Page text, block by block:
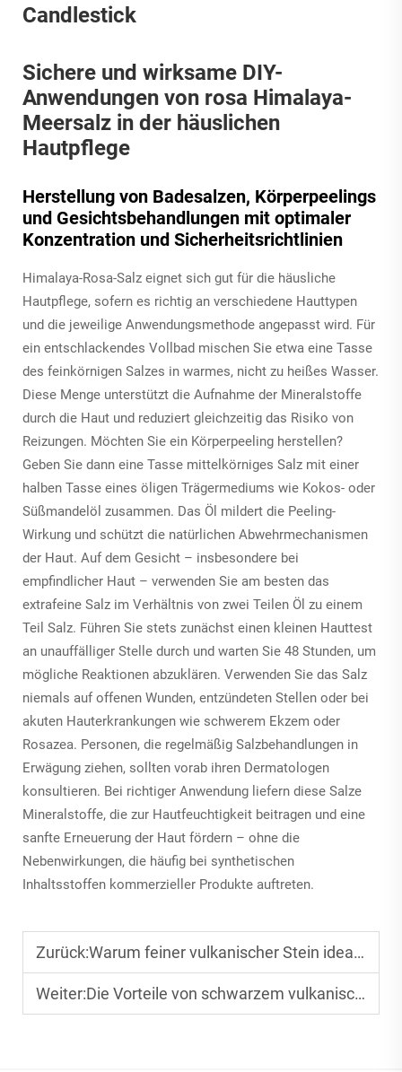
Sichere und wirksame DIY-
Anwendungen von rosa Himalaya-
Meersalz in der häuslichen
Hautpflege
Herstellung von Badesalzen, Körperpeelings
und Gesichtsbehandlungen mit optimaler
Konzentration und Sicherheitsrichtlinien
Himalaya-Rosa-Salz eignet sich gut für die häusliche
Hautpflege, sofern es richtig an verschiedene Hauttypen
und die jeweilige Anwendungsmethode angepasst wird. Für
ein entschlackendes Vollbad mischen Sie etwa eine Tasse
des feinkörnigen Salzes in warmes, nicht zu heißes Wasser.
Diese Menge unterstützt die Aufnahme der Mineralstoffe
durch die Haut und reduziert gleichzeitig das Risiko von
Reizungen. Möchten Sie ein Körperpeeling herstellen?
Geben Sie dann eine Tasse mittelkörniges Salz mit einer
halben Tasse eines öligen Trägermediums wie Kokos- oder
Süßmandelöl zusammen. Das Öl mildert die Peeling-
Wirkung und schützt die natürlichen Abwehrmechanismen
der Haut. Auf dem Gesicht – insbesondere bei
empfindlicher Haut – verwenden Sie am besten das
extrafeine Salz im Verhältnis von zwei Teilen Öl zu einem
Teil Salz. Führen Sie stets zunächst einen kleinen Hauttest
an unauffälliger Stelle durch und warten Sie 48 Stunden, um
mögliche Reaktionen abzuklären. Verwenden Sie das Salz
niemals auf offenen Wunden, entzündeten Stellen oder bei
akuten Hauterkrankungen wie schwerem Ekzem oder
Rosazea. Personen, die regelmäßig Salzbehandlungen in
Erwägung ziehen, sollten vorab ihren Dermatologen
konsultieren. Bei richtiger Anwendung liefern diese Salze
Mineralstoffe, die zur Hautfeuchtigkeit beitragen und eine
sanfte Erneuerung der Haut fördern – ohne die
Nebenwirkungen, die häufig bei synthetischen
Inhaltsstoffen kommerzieller Produkte auftreten.
Zurück:Warum feiner vulkanischer Stein ideal für die Jungpflanzenzucht und die Aquarienfiltration ist
Weiter:Die Vorteile von schwarzem vulkanischem Gestein in der Landschaftsgestaltung und bei Wasseraufbereitungssystemen